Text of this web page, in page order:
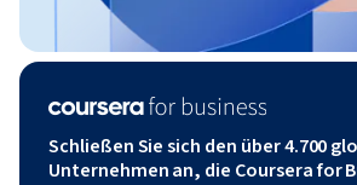
Schließen Sie sich den über 4.700
Unternehmen an, die Coursera for